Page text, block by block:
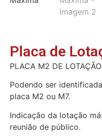
Placa de
PLACA M2 DE
Podendo ser
placa M2 ou M7.
Indicação da lotação
reunião de público.